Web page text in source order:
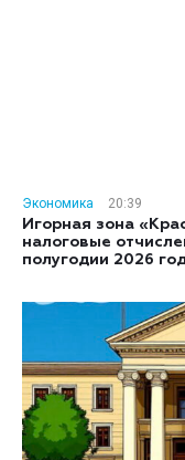
Экономика
20:39
Игорная зона
налоговые
полугодии 2026